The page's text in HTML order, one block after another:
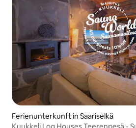
Ferienunterkunft in Saariselkä
Kuukkeli Log Houses Teerenpesä -